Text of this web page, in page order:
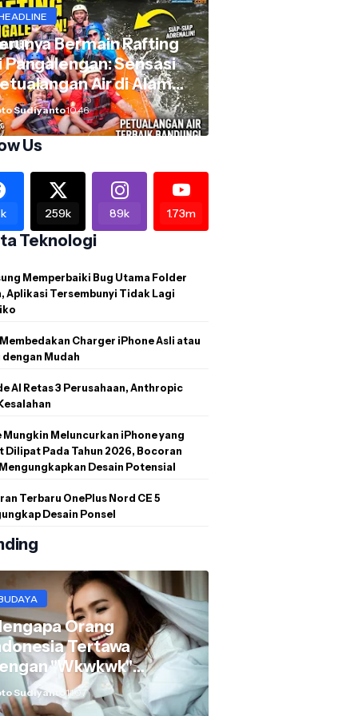
Bermain Rafting
Pangalengan: Sensasi
Air di Alam
Selatan
Sudiyanto10.46
Us
259k 89k 1.73m
Teknologi
Memperbaiki Bug Utama Folder
Aplikasi Tersembunyi Tidak Lagi
Charger iPhone Asli atau
dengan Mudah
AI Retas 3 Perusahaan, Anthropic
Mungkin Meluncurkan iPhone yang
Dilipat Pada Tahun 2026, Bocoran
Desain Potensial
Terbaru OnePlus Nord CE 5
Desain Ponsel
Orang
Tertawa
"Wkwkwk"
"Hahaha"?
Sudiyanto 11.07